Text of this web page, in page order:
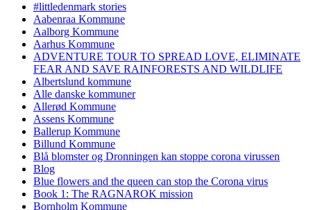
#littledenmark stories
Aabenraa Kommune
Aalborg Kommune
Aarhus Kommune
ADVENTURE TOUR TO SPREAD LOVE, ELIMINATE
FEAR AND SAVE RAINFORESTS AND WILDLIFE
Albertslund kommune
Alle danske kommuner
Allerød Kommune
Assens Kommune
Ballerup Kommune
Billund Kommune
Blå blomster og Dronningen kan stoppe corona virussen
Blog
Blue flowers and the queen can stop the Corona virus
Book 1: The RAGNAROK mission
Bornholm Kommune